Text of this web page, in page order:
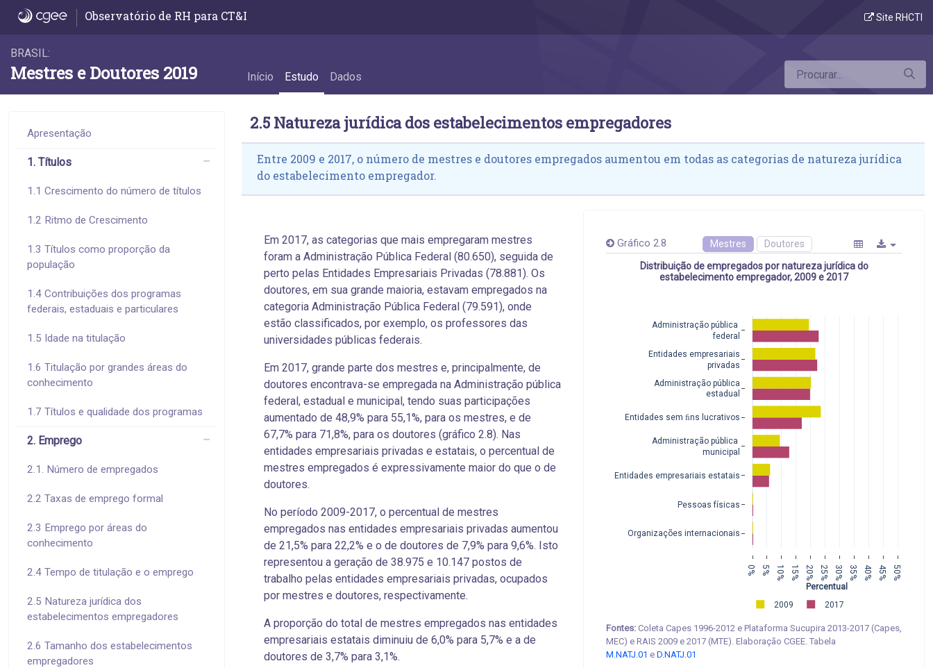
2.5 Natureza jurídica dos estabelecimentos empregadores - 2.5 Natureza jurídica dos estabelecimentos empregadores
Observatório de RH para CT&I Site RHCTI
BRASIL:
Mestres e Doutores 2019 Início Estudo Dados
Apresentação
1. Títulos
1.1 Crescimento do número de títulos
1.2 Ritmo de Crescimento
1.3 Títulos como proporção da
população
1.4 Contribuições dos programas
federais, estaduais e particulares
1.5 Idade na titulação
1.6 Titulação por grandes áreas do
conhecimento
1.7 Títulos e qualidade dos programas
2. Emprego
2.1. Número de empregados
2.2 Taxas de emprego formal
2.3 Emprego por áreas do
conhecimento
2.4 Tempo de titulação e o emprego
2.5 Natureza jurídica dos
estabelecimentos empregadores
2.6 Tamanho dos estabelecimentos
empregadores
2.5 Natureza jurídica dos estabelecimentos empregadores
Entre 2009 e 2017, o número de mestres e doutores empregados aumentou em todas as categorias de natureza jurídica
do estabelecimento empregador.
Em 2017, as categorias que mais empregaram mestres
foram a Administração Pública Federal (80.650), seguida de
perto pelas Entidades Empresariais Privadas (78.881). Os
doutores, em sua grande maioria, estavam empregados na
categoria Administração Pública Federal (79.591), onde
estão classificados, por exemplo, os professores das
universidades públicas federais.
Em 2017, grande parte dos mestres e, principalmente, de
doutores encontrava-se empregada na Administração pública
federal, estadual e municipal, tendo suas participações
aumentado de 48,9% para 55,1%, para os mestres, e de
67,7% para 71,8%, para os doutores (gráfico 2.8). Nas
entidades empresariais privadas e estatais, o percentual de
mestres empregados é expressivamente maior do que o de
doutores.
No período 2009-2017, o percentual de mestres
empregados nas entidades empresariais privadas aumentou
de 21,5% para 22,2% e o de doutores de 7,9% para 9,6%. Isto
representou a geração de 38.975 e 10.147 postos de
trabalho pelas entidades empresariais privadas, ocupados
por mestres e doutores, respectivamente.
A proporção do total de mestres empregados nas entidades
empresariais estatais diminuiu de 6,0% para 5,7% e a de
doutores de 3,7% para 3,1%.
Gráfico 2.8 Mestres Doutores
Distribuição de empregados por natureza jurídica do
estabelecimento empregador, 2009 e 2017
0% 5% 10% 15% 20% 25% 30% 35% 40% 45% 50%
Organizações internacionais
Pessoas físicas
Entidades empresariais estatais
Administração pública
municipal
Entidades sem ﬁns lucrativos
Administração pública
estadual
Entidades empresariais
privadas
Administração pública
federal
2009 2017
Percentual
Fontes: Coleta Capes 1996-2012 e Plataforma Sucupira 2013-2017 (Capes,
MEC) e RAIS 2009 e 2017 (MTE). Elaboração CGEE. Tabela
M.NATJ.01 e D.NATJ.01